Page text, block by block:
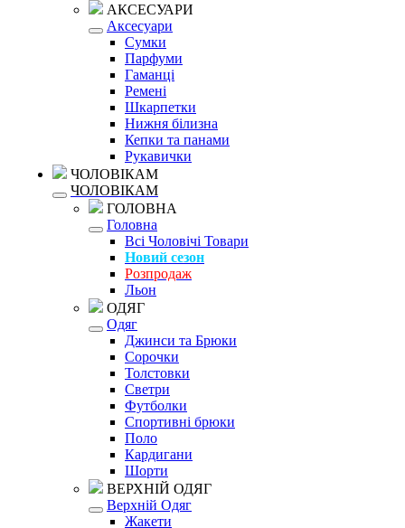
АКСЕСУАРИ
Аксесуари
Сумки
Парфуми
Гаманці
Ремені
Шкарпетки
Нижня білизна
Кепки та панами
Рукавички
ЧОЛОВІКАМ
ЧОЛОВІКАМ
ГОЛОВНА
Головна
Всі Чоловічі Товари
Новий сезон
Розпродаж
Льон
ОДЯГ
Одяг
Джинси та Брюки
Сорочки
Толстовки
Светри
Футболки
Спортивні брюки
Поло
Кардигани
Шорти
ВЕРХНІЙ ОДЯГ
Верхній Одяг
Жакети